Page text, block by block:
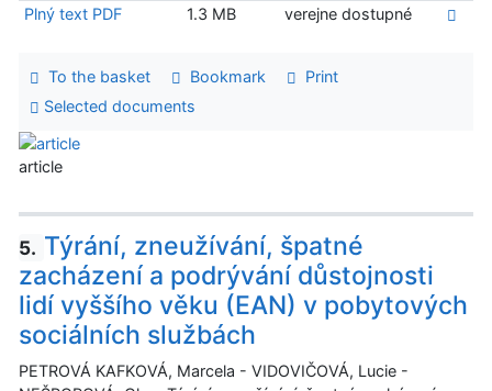
Plný text PDF
1.3 MB verejne dostupné
To the basket Bookmark
Print
Selected documents
article
5. Týrání, zneužívání, špatné
zacházení a podrývání důstojnosti
lidí vyššího věku (EAN) v pobytových
sociálních službách
PETROVÁ KAFKOVÁ, Marcela - VIDOVIČOVÁ, Lucie -